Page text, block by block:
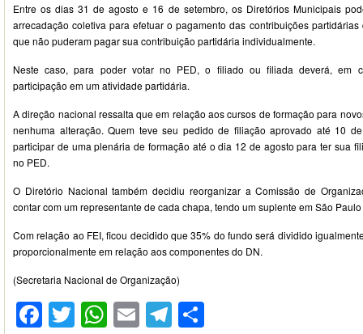
Entre os dias 31 de agosto e 16 de setembro, os Diretórios Municipais
arrecadação coletiva para efetuar o pagamento das contribuições
que não puderam pagar sua contribuição partidária individualmente.
Neste caso, para poder votar no PED, o filiado ou filiada deverá, em
participação em um atividade partidária.
A direção nacional ressalta que em relação aos cursos de formação para
nenhuma alteração. Quem teve seu pedido de filiação aprovado até 10
participar de uma plenária de formação até o dia 12 de agosto para ter sua
no PED.
O Diretório Nacional também decidiu reorganizar a Comissão de
contar com um representante de cada chapa, tendo um suplente em São
Com relação ao FEI, ficou decidido que 35% do fundo será dividido
proporcionalmente em relação aos componentes do DN.
(Secretaria Nacional de Organização)
Facebook
Twitter
WhatsApp
EmailTelegram